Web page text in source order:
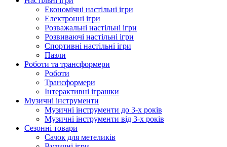
Економічні настільні ігри
Електронні ігри
Розважальні настільні ігри
Розвиваючі настільні ігри
Спортивні настільні ігри
Пазли
Роботи та трансформери
Роботи
Трансформери
Інтерактивні іграшки
Музичні інструменти
Музичні інструменти до 3-х років
Музичні інструменти від 3-х років
Сезонні товари
Сачок для метеликів